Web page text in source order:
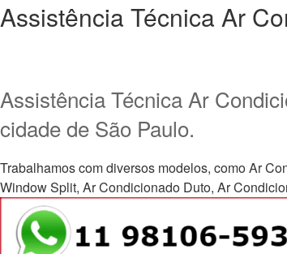
Assistência Técnica Ar
Assistência Técnica Ar
cidade de São Paulo.
Trabalhamos com diversos modelos, como Ar
Window Split, Ar Condicionado Duto, Ar